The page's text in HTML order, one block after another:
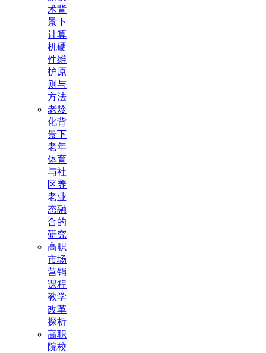
术背
景下
计算
机硬
件维
护原
则与
方法
老龄
化背
景下
老年
体育
与社
区养
老业
态融
合的
研究
高职
市场
营销
课程
教学
改革
探析
高职
院校